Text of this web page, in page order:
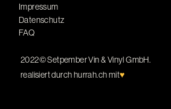
Impressum
Datenschutz
FAQ
2022© Setpember Vin & Vinyl GmbH.
realisiert durchhurrah.chmit♥︎